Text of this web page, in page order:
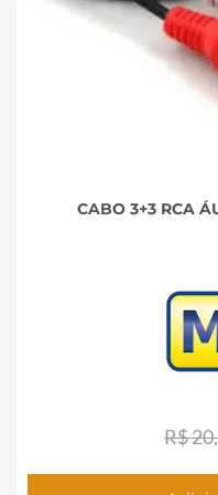
CABO 3+3 RCA
R$